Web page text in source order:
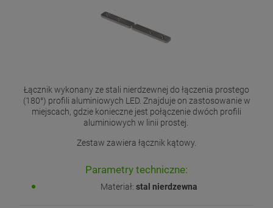
Łącznik wykonany ze stali nierdzewnej do łączenia prostego
(180°) profili aluminiowych LED. Znajduje on zastosowanie w
miejscach, gdzie konieczne jest połączenie dwóch profili
aluminiowych w linii prostej.
Zestaw zawiera łącznik kątowy.
Parametry techniczne:
Materiał: stal nierdzewna